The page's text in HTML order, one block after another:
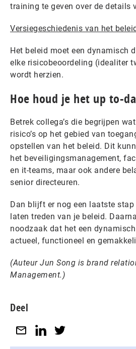
training te geven over de details
Versiegeschiedenis van het
Het beleid moet een dynamisch
elke risicobeoordeling (idealiter
wordt herzien.
Hoe houd je het up to-
Betrek collega’s die begrijpen
risico’s op het gebied van
opstellen van het beleid. Dit
het beveiligingsmanagement,
en it-teams, maar ook andere
senior directeuren.
Dan blijft er nog een laatste
laten treden van je beleid.
noodzaak dat het een
actueel, functioneel en
(Auteur Jun Song is brand
Management.)
Deel